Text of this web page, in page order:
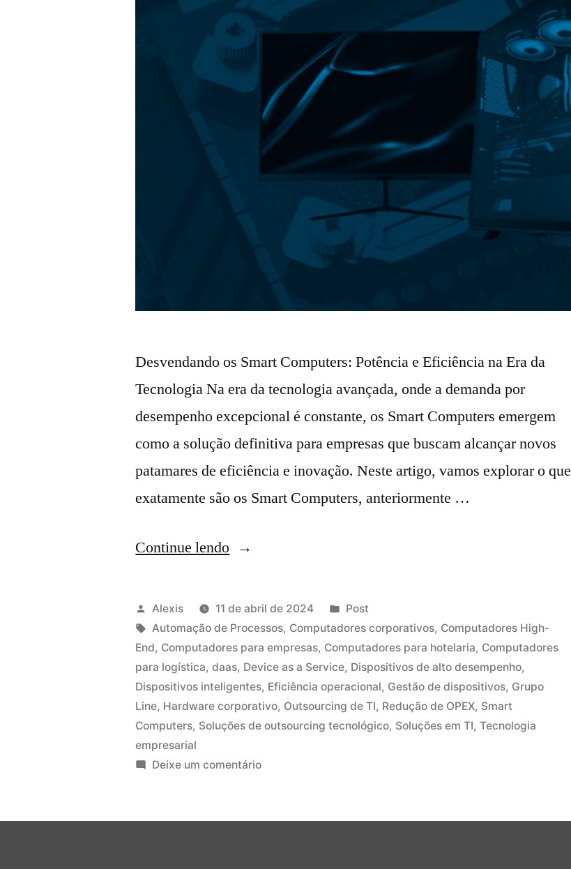
Desvendando os Smart Computers: Potência e Eficiência na Era da
Tecnologia Na era da tecnologia avançada, onde a demanda por
desempenho excepcional é constante, os Smart Computers emergem
como a solução definitiva para empresas que buscam alcançar novos
patamares de eficiência e inovação. Neste artigo, vamos explorar o que
exatamente são os Smart Computers, anteriormente …
Continue lendo
Alexis 11 de abril de 2024
Post
Automação de Processos, Computadores corporativos, Computadores High-
End, Computadores para empresas, Computadores para hotelaria, Computadores
para logística,daas, Device as a Service, Dispositivos de alto desempenho,
Dispositivos inteligentes, Eficiência operacional, Gestão de dispositivos, Grupo
Line, Hardware corporativo, Outsourcing de TI, Redução de OPEX, Smart
Computers, Soluções de outsourcing tecnológico, Soluções em TI,Tecnologia
empresarial
Deixe um comentário